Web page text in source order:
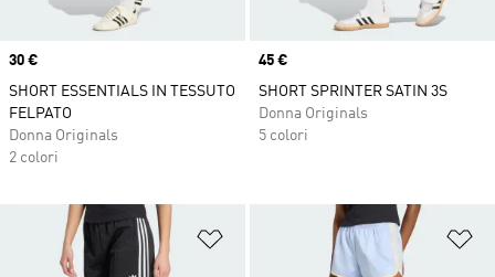
Price
30 €
SHORT ESSENTIALS IN TESSUTO
FELPATO
Donna Originals
2 colori
Price
45 €
SHORT SPRINTER SATIN 3S
Donna Originals
5 colori
Aggiungi alla lista dei desideri